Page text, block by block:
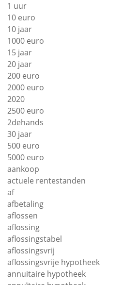
1 uur
10 euro
10 jaar
1000 euro
15 jaar
20 jaar
200 euro
2000 euro
2020
2500 euro
2dehands
30 jaar
500 euro
5000 euro
aankoop
actuele rentestanden
af
afbetaling
aflossen
aflossing
aflossingstabel
aflossingsvrij
aflossingsvrije hypotheek
annuitaire hypotheek